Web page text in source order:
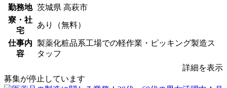
勤務地 茨城県 高萩市
寮・社
宅
あり（無料）
仕事内
容
製薬化粧品系工場での軽作業・ピッキング製造ス
タッフ
詳細を表示
募集が停止しています